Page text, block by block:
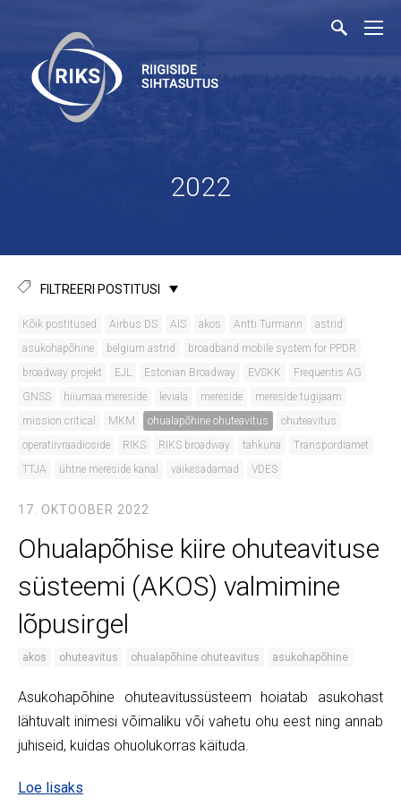
2022
FILTREERI POSTITUSI
Kõik postitused Airbus DS AIS akos Antti Turmann
astrid
asukohapõhine
belgium astrid
broadband mobile system for PPDR
broadway projekt
EJL Estonian Broadway EVSKK
Frequentis AG
GNSS
hiiumaa mereside leviala mereside
mereside tugijaam
mission critical
MKM ohualapõhine ohuteavitus
ohuteavitus
operatiivraadioside
RIKS RIKS broadway tahkuna
Transpordiamet
TTJA
ühtne mereside kanal väikesadamad VDES
17. OKTOOBER 2022
Ohualapõhise kiire ohuteavituse
süsteemi (AKOS) valmimine
lõpusirgel
akos ohuteavitus ohualapõhine ohuteavitus asukohapõhine
Asukohapõhine ohuteavitussüsteem hoiatab asukohast
lähtuvalt inimesi võimaliku või vahetu ohu eest ning annab
juhiseid, kuidas ohuolukorras käituda.
Loe lisaks